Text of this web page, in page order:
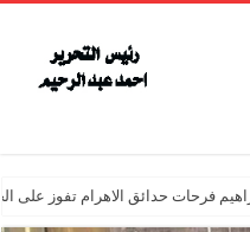
فرحات حدائق الاهرام تفوز على